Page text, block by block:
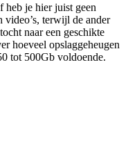
heb je hier juist geen
video’s, terwijl de ander
naar een geschikte
hoeveel opslaggeheugen
tot 500Gb voldoende.